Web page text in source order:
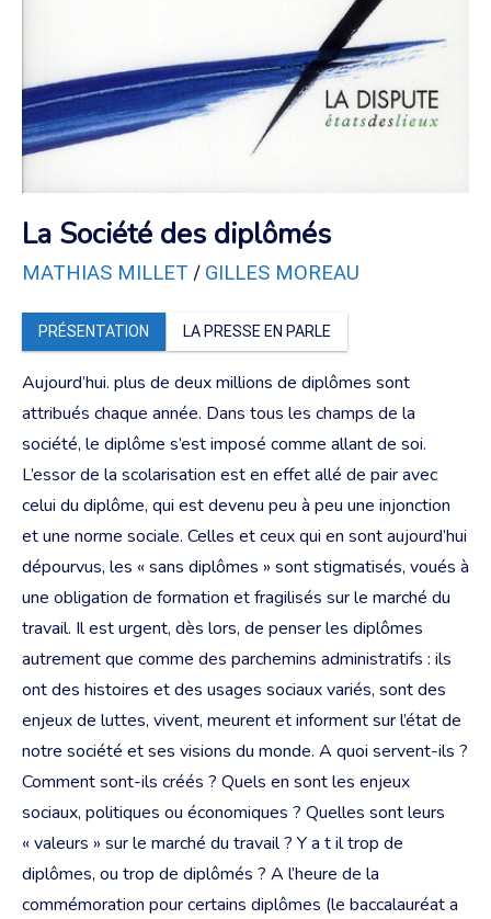
La Société des diplômés
MATHIAS MILLET / GILLES MOREAU
PRÉSENTATION LA PRESSE EN PARLE
Aujourd’hui. plus de deux millions de diplômes sont
attribués chaque année. Dans tous les champs de la
société, le diplôme s’est imposé comme allant de soi.
L’essor de la scolarisation est en effet allé de pair avec
celui du diplôme, qui est devenu peu à peu une injonction
et une norme sociale. Celles et ceux qui en sont aujourd’hui
dépourvus, les « sans diplômes » sont stigmatisés, voués à
une obligation de formation et fragilisés sur le marché du
travail. Il est urgent, dès lors, de penser les diplômes
autrement que comme des parchemins administratifs : ils
ont des histoires et des usages sociaux variés, sont des
enjeux de luttes, vivent, meurent et informent sur l’état de
notre société et ses visions du monde. A quoi servent-ils ?
Comment sont-ils créés ? Quels en sont les enjeux
sociaux, politiques ou économiques ? Quelles sont leurs
« valeurs » sur le marché du travail ? Y a t il trop de
diplômes, ou trop de diplômés ? A l’heure de la
commémoration pour certains diplômes (le baccalauréat a